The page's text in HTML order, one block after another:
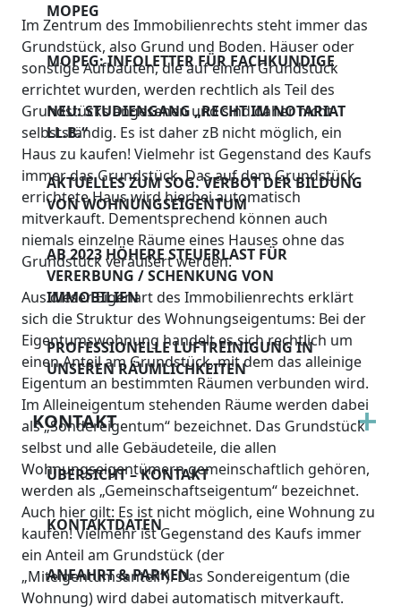
MOPEG
MOPEG: INFOLETTER FÜR FACHKUNDIGE
NEU: STUDIENGANG „RECHT IM NOTARIAT
LL.B.“
AKTUELLES ZUM SOG. VERBOT DER BILDUNG
VON WOHNUNGSEIGENTUM
AB 2023 HÖHERE STEUERLAST FÜR
VERERBUNG / SCHENKUNG VON
IMMOBILIEN
PROFESSIONELLE LUFTREINIGUNG IN
UNSEREN RÄUMLICHKEITEN
KONTAKT
ÜBERSICHT – KONTAKT
KONTAKTDATEN
ANFAHRT & PARKEN
Im Zentrum des Immobilienrechts steht immer das
Grundstück, also Grund und Boden. Häuser oder
sonstige Aufbauten, die auf einem Grundstück
errichtet wurden, werden rechtlich als Teil des
Grundstücks angesehen und sind daher nicht
selbstständig. Es ist daher zB nicht möglich, ein
Haus zu kaufen! Vielmehr ist Gegenstand des Kaufs
immer das Grundstück. Das auf dem Grundstück
errichtete Haus wird hierbei automatisch
mitverkauft. Dementsprechend können auch
niemals einzelne Räume eines Hauses ohne das
Grundstück veräußert werden.
Aus dieser Eigenart des Immobilienrechts erklärt
sich die Struktur des Wohnungseigentums: Bei der
Eigentumswohnung handelt es sich rechtlich um
einen Anteil am Grundstück, mit dem das alleinige
Eigentum an bestimmten Räumen verbunden wird.
Im Alleineigentum stehenden Räume werden dabei
als „Sondereigentum“ bezeichnet. Das Grundstück
selbst und alle Gebäudeteile, die allen
Wohnungseigentümern gemeinschaftlich gehören,
werden als „Gemeinschaftseigentum“ bezeichnet.
Auch hier gilt: Es ist nicht möglich, eine Wohnung zu
kaufen! Vielmehr ist Gegenstand des Kaufs immer
ein Anteil am Grundstück (der
„Miteigentumsanteil“). Das Sondereigentum (die
Wohnung) wird dabei automatisch mitverkauft.